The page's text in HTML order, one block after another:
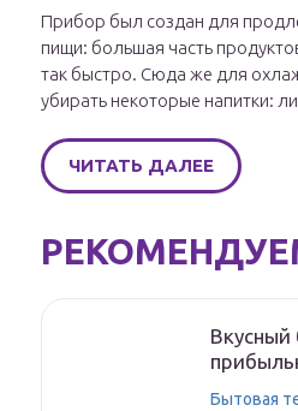
Прибор был создан для
пищи: большая часть
так быстро. Сюда же для
убирать некоторые напитки:
ЧИТАТЬ ДАЛЕЕ
Вкусный
Бытовая